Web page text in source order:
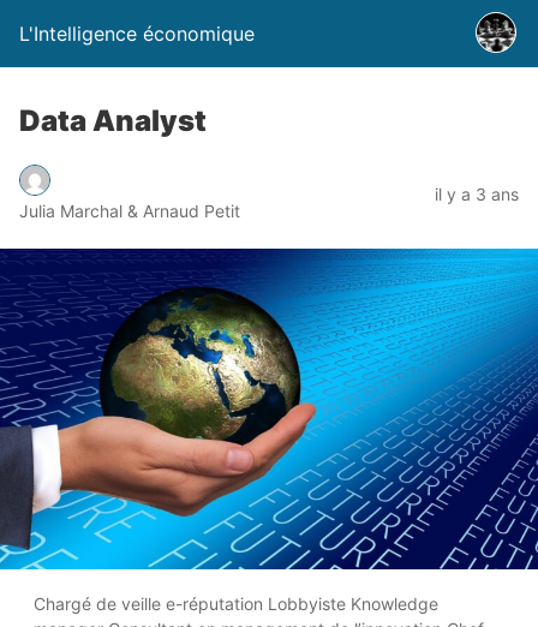
L'Intelligence économique
Data Analyst
Julia Marchal & Arnaud Petit
il y a 3 ans
Chargé de veille e-réputation Lobbyiste Knowledge